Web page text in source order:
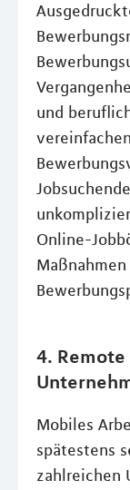
und
Online-
4.
Mobiles
spätestens
zahlreichen